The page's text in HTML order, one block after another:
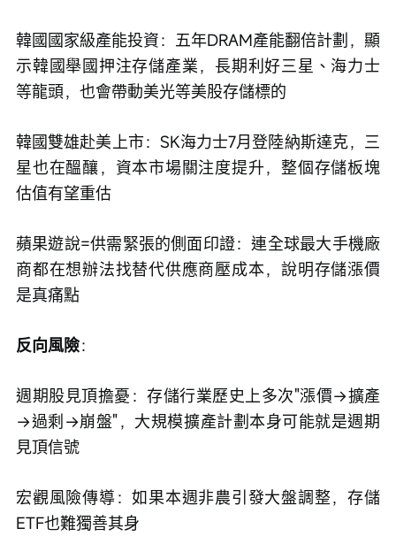
韓國國家級產能投資：五年DRAM產能翻倍計劃，顯
示韓國舉國押注存儲產業，長期利好三星、海力士
等龍頭，也會帶動美光等美股存儲標的
韓國雙雄赴美上市：SK海力士7月登陸納斯達克，三
星也在醞釀，資本市場關注度提升，整個存儲板塊
估值有望重估
蘋果遊說=供需緊張的側面印證：連全球最大手機廠
商都在想辦法找替代供應商壓成本，說明存儲漲價
是真痛點
反向風險：
週期股見頂擔憂：存儲行業歷史上多次"漲價→擴產
→過剩→崩盤"，大規模擴產計劃本身可能就是週期
見頂信號
宏觀風險傳導：如果本週非農引發大盤調整，存儲
ETF也難獨善其身